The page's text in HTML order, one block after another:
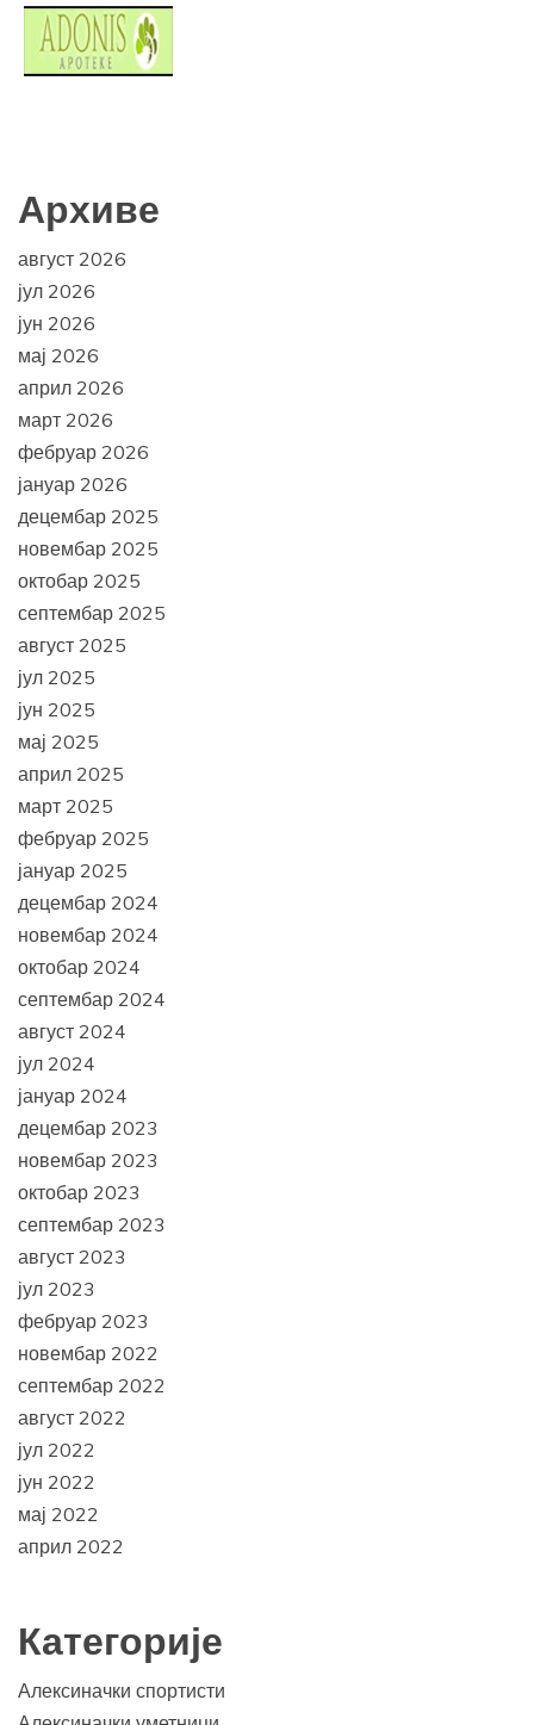
Архиве
август 2026
јул 2026
јун 2026
мај 2026
април 2026
март 2026
фебруар 2026
јануар 2026
децембар 2025
новембар 2025
октобар 2025
септембар 2025
август 2025
јул 2025
јун 2025
мај 2025
април 2025
март 2025
фебруар 2025
јануар 2025
децембар 2024
новембар 2024
октобар 2024
септембар 2024
август 2024
јул 2024
јануар 2024
децембар 2023
новембар 2023
октобар 2023
септембар 2023
август 2023
јул 2023
фебруар 2023
новембар 2022
септембар 2022
август 2022
јул 2022
јун 2022
мај 2022
април 2022
Категорије
Алексиначки спортисти